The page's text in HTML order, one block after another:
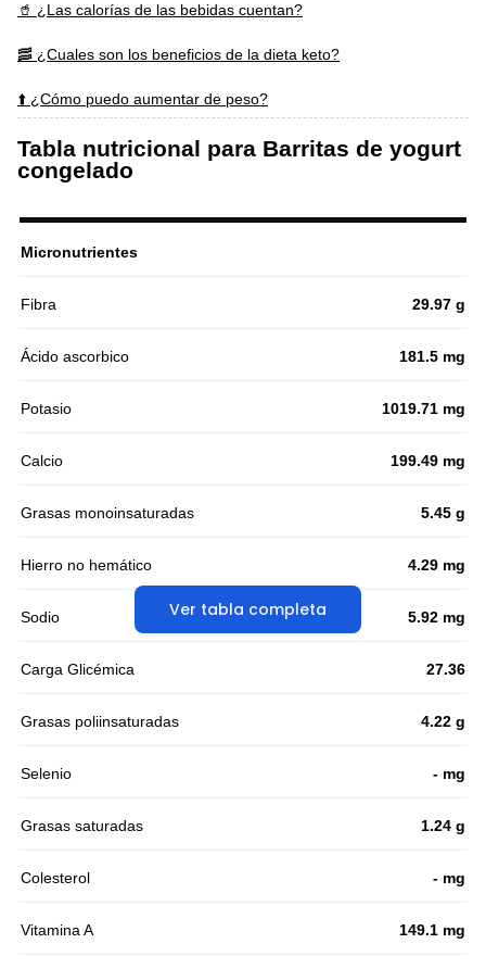
🥤 ¿Las calorías de las bebidas cuentan?
🥓 ¿Cuales son los beneficios de la dieta keto?
⬆️ ¿Cómo puedo aumentar de peso?
Tabla nutricional para Barritas de yogurt
congelado
Ver tabla completa
Micronutrientes
Fibra 29.97 g
Ácido ascorbico 181.5 mg
Potasio 1019.71 mg
Calcio 199.49 mg
Grasas monoinsaturadas 5.45 g
Hierro no hemático 4.29 mg
Sodio 5.92 mg
Carga Glicémica 27.36
Grasas poliinsaturadas 4.22 g
Selenio - mg
Grasas saturadas 1.24 g
Colesterol - mg
Vitamina A 149.1 mg